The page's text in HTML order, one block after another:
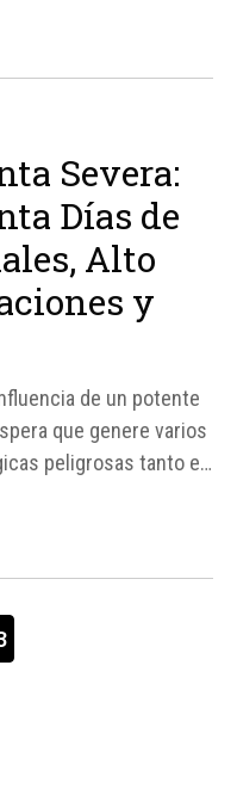
Severa:
Días de
Alto
y
de un potente
que genere varios
peligrosas tanto en